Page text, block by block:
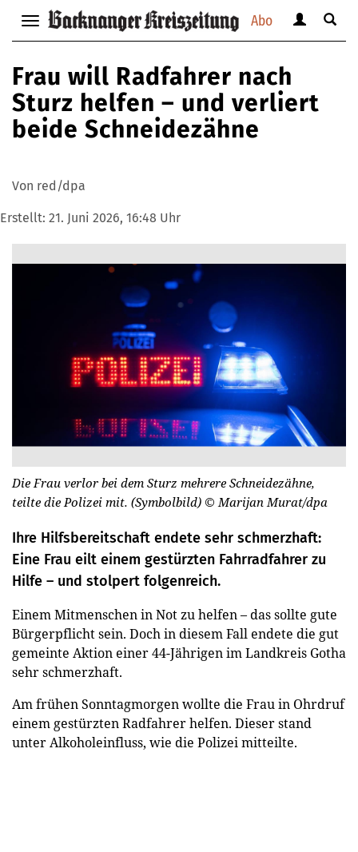
Abo
Navigation
anzeigen
verbergen
anzeigen
Suche
Frau will Radfahrer nach
Sturz helfen – und verliert
beide Schneidezähne
Von red/dpa
Erstellt: 21. Juni 2026, 16:48 Uhr
Die Frau verlor bei dem Sturz mehrere Schneidezähne,
teilte die Polizei mit. (Symbolbild) © Marijan Murat/dpa
Ihre Hilfsbereitschaft endete sehr schmerzhaft:
Eine Frau eilt einem gestürzten Fahrradfahrer zu
Hilfe – und stolpert folgenreich.
Einem Mitmenschen in Not zu helfen – das sollte gute
Bürgerpflicht sein. Doch in diesem Fall endete die gut
gemeinte Aktion einer 44-Jährigen im Landkreis Gotha
sehr schmerzhaft.
Am frühen Sonntagmorgen wollte die Frau in Ohrdruf
einem gestürzten Radfahrer helfen. Dieser stand
unter Alkoholeinfluss, wie die Polizei mitteilte.